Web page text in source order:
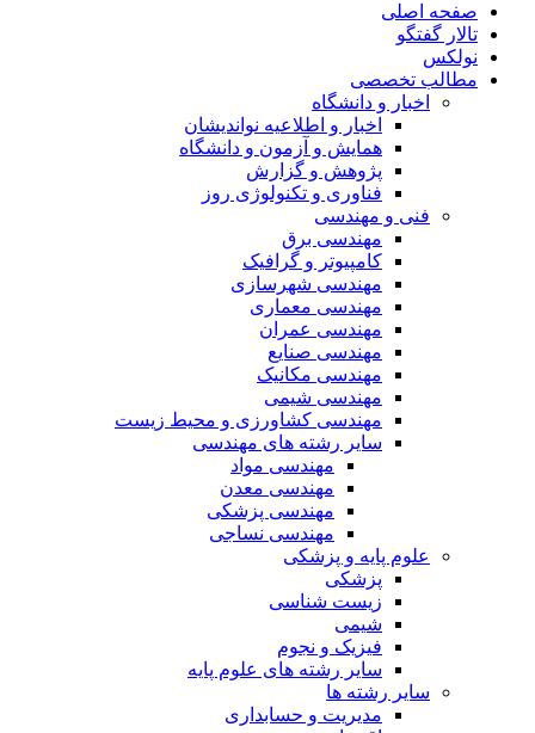
صفحه اصلی
تالار گفتگو
نولکس
مطالب تخصصی
اخبار و دانشگاه
اخبار و اطلاعیه نواندیشان
همایش و آزمون و دانشگاه
پژوهش و گزارش
فناوری و تکنولوژی روز
فنی و مهندسی
مهندسی برق
کامپیوتر و گرافیک
مهندسی شهرسازی
مهندسی معماری
مهندسی عمران
مهندسی صنایع
مهندسی مکانیک
مهندسی شیمی
مهندسی کشاورزی و محیط زیست
سایر رشته های مهندسی
مهندسی مواد
مهندسی معدن
مهندسی پزشکی
مهندسی نساجی
علوم پایه و پزشکی
پزشکی
زیست شناسی
شیمی
فیزیک و نجوم
سایر رشته های علوم پایه
سایر رشته ها
مدیریت و حسابداری